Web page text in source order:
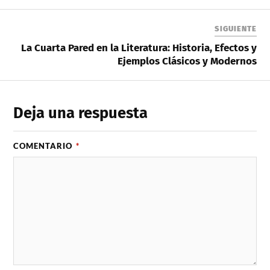
SIGUIENTE
La Cuarta Pared en la Literatura: Historia, Efectos y
Ejemplos Clásicos y Modernos
Deja una respuesta
COMENTARIO *